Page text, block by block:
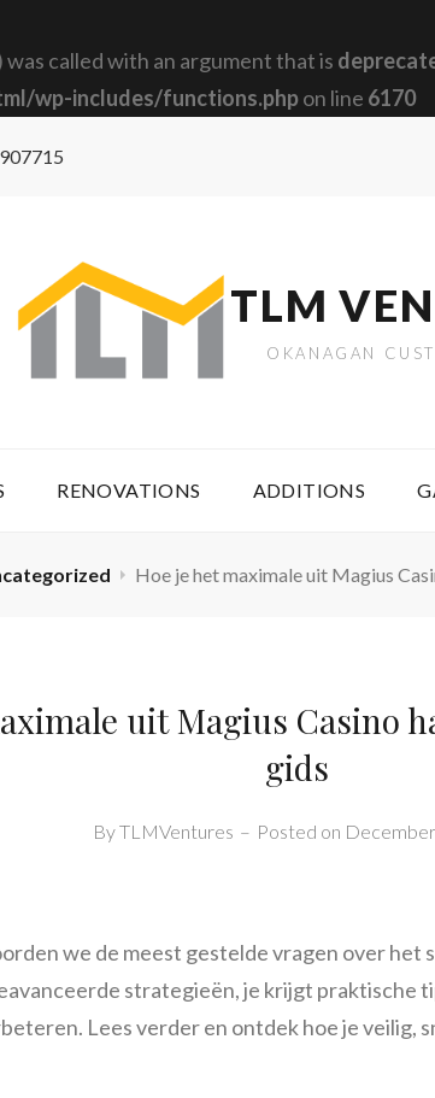
called with an argument that is
wp-includes/functions.phpon line 6170
TLM
OKANAGAN
RENOVATIONS ADDITIONS
Hoe je het maximale uit Magius
uit Magius Casino
gids
ByTLMVentures – Posted on
we de meest gestelde vragen over het
strategieën, je krijgt praktische
Lees verder en ontdek hoe je veilig,